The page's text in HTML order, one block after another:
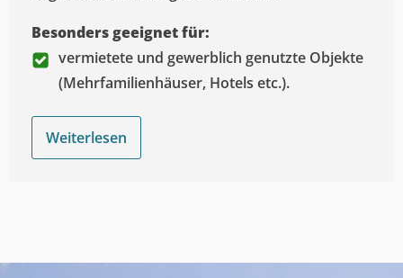
Besonders geeignet für:
vermietete und gewerblich genutzte Objekte
(Mehrfamilienhäuser, Hotels etc.).
Weiterlesen